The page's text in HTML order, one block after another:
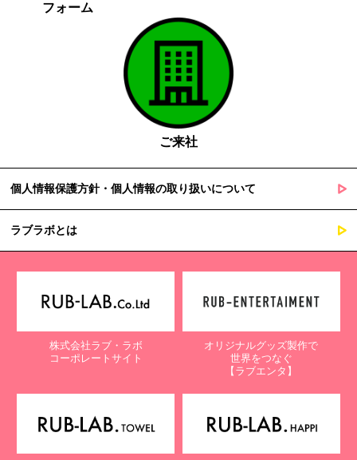
フォーム
ご来社
個人情報保護方針・個人情報の取り扱いについて
ラブラボとは
株式会社ラブ・ラボ
コーポレートサイト
オリジナルグッズ製作で
世界をつなぐ
【ラブエンタ】